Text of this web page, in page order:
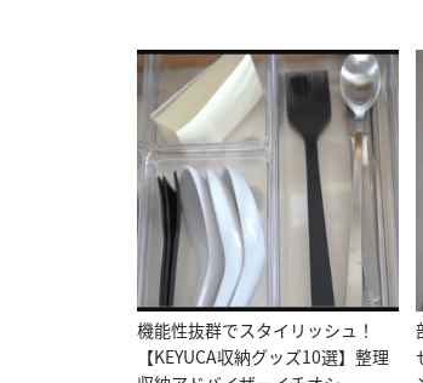
機能性抜群でスタイリッシュ！
【KEYUCA収納グッズ10選】整理